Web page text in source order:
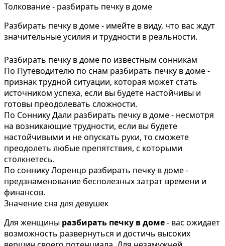
Толкование - разбирать печку в доме
Разбирать печку в доме - имейте в виду, что вас ждут
значительные усилия и трудности в реальности.
Разбирать печку в доме по известным сонникам
По Путеводителю по снам разбирать печку в доме -
признак трудной ситуации, которая может стать
источником успеха, если вы будете настойчивы и
готовы преодолевать сложности.
По Соннику Дали разбирать печку в доме - несмотря
на возникающие трудности, если вы будете
настойчивыми и не опускать руки, то сможете
преодолеть любые препятствия, с которыми
столкнетесь.
По соннику Лоренцо разбирать печку в доме -
предзнаменование бесполезных затрат времени и
финансов.
Значение сна для девушек
Для женщины разбирать печку в доме- вас ожидает
возможность развернуться и достичь высоких